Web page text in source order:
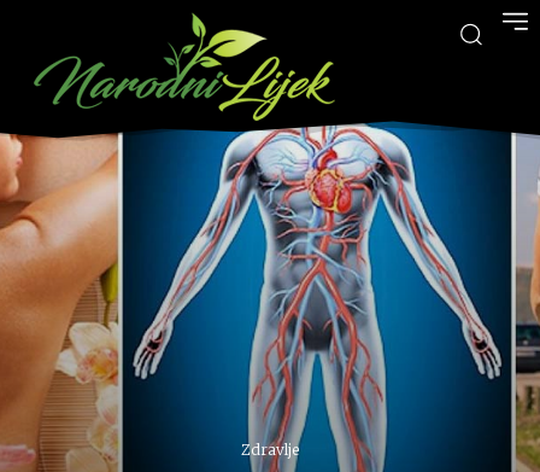
Zdravlje